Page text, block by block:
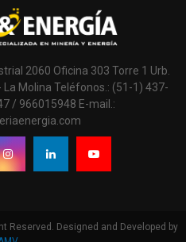
2060 Oficina 303 Torre 1 Urb.
Molina Teléfonos.: (51-1) 437-
/ 966015948 E-mail.:
Reserved. Designed and Developed by